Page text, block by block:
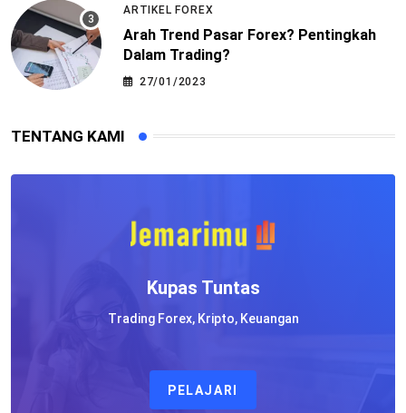
ARTIKEL FOREX
Arah Trend Pasar Forex? Pentingkah
Dalam Trading?
27/01/2023
TENTANG KAMI
Kupas Tuntas
Trading Forex, Kripto, Keuangan
PELAJARI